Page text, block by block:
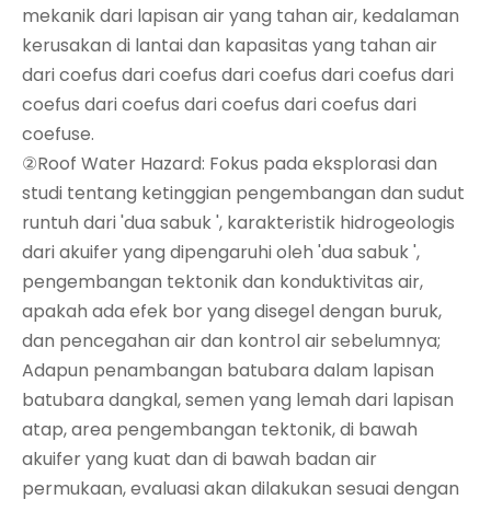
mekanik dari lapisan air yang tahan air, kedalaman
kerusakan di lantai dan kapasitas yang tahan air
dari coefus dari coefus dari coefus dari coefus dari
coefus dari coefus dari coefus dari coefus dari
coefuse.
②Roof Water Hazard: Fokus pada eksplorasi dan
studi tentang ketinggian pengembangan dan sudut
runtuh dari 'dua sabuk ', karakteristik hidrogeologis
dari akuifer yang dipengaruhi oleh 'dua sabuk ',
pengembangan tektonik dan konduktivitas air,
apakah ada efek bor yang disegel dengan buruk,
dan pencegahan air dan kontrol air sebelumnya;
Adapun penambangan batubara dalam lapisan
batubara dangkal, semen yang lemah dari lapisan
atap, area pengembangan tektonik, di bawah
akuifer yang kuat dan di bawah badan air
permukaan, evaluasi akan dilakukan sesuai dengan